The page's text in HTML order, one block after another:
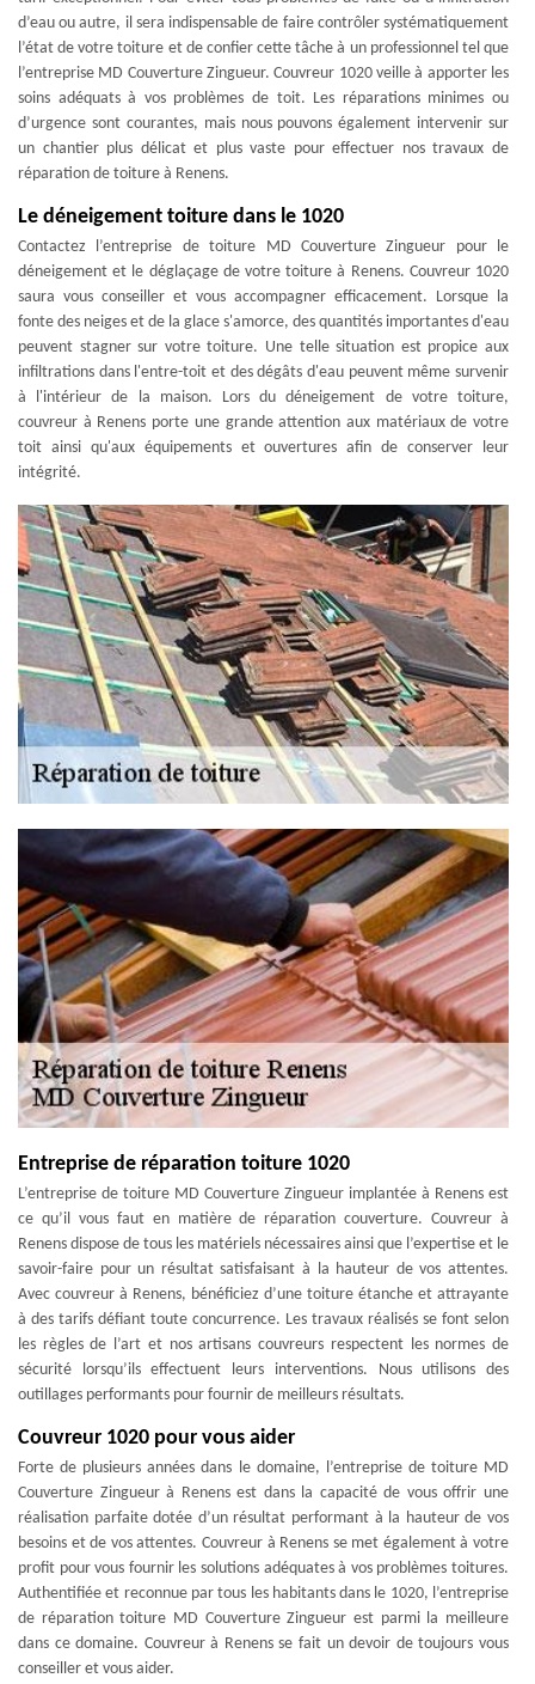
d’eau ou autre, il sera indispensable de faire contrôler systématiquement
l’état de votre toiture et de confier cette tâche à un professionnel tel que
l’entreprise MD Couverture Zingueur. Couvreur 1020 veille à apporter les
soins adéquats à vos problèmes de toit. Les réparations minimes ou
d’urgence sont courantes, mais nous pouvons également intervenir sur
un chantier plus délicat et plus vaste pour effectuer nos travaux de
réparation de toiture à Renens.
Le déneigement toiture dans le 1020
Contactez l’entreprise de toiture MD Couverture Zingueur pour le
déneigement et le déglaçage de votre toiture à Renens. Couvreur 1020
saura vous conseiller et vous accompagner efficacement. Lorsque la
fonte des neiges et de la glace s'amorce, des quantités importantes d'eau
peuvent stagner sur votre toiture. Une telle situation est propice aux
infiltrations dans l'entre-toit et des dégâts d'eau peuvent même survenir
à l'intérieur de la maison. Lors du déneigement de votre toiture,
couvreur à Renens porte une grande attention aux matériaux de votre
toit ainsi qu'aux équipements et ouvertures afin de conserver leur
intégrité.
Entreprise de réparation toiture 1020
L’entreprise de toiture MD Couverture Zingueur implantée à Renens est
ce qu’il vous faut en matière de réparation couverture. Couvreur à
Renens dispose de tous les matériels nécessaires ainsi que l’expertise et le
savoir-faire pour un résultat satisfaisant à la hauteur de vos attentes.
Avec couvreur à Renens, bénéficiez d’une toiture étanche et attrayante
à des tarifs défiant toute concurrence. Les travaux réalisés se font selon
les règles de l’art et nos artisans couvreurs respectent les normes de
sécurité lorsqu’ils effectuent leurs interventions. Nous utilisons des
outillages performants pour fournir de meilleurs résultats.
Couvreur 1020 pour vous aider
Forte de plusieurs années dans le domaine, l’entreprise de toiture MD
Couverture Zingueur à Renens est dans la capacité de vous offrir une
réalisation parfaite dotée d’un résultat performant à la hauteur de vos
besoins et de vos attentes. Couvreur à Renens se met également à votre
profit pour vous fournir les solutions adéquates à vos problèmes toitures.
Authentifiée et reconnue par tous les habitants dans le 1020, l’entreprise
de réparation toiture MD Couverture Zingueur est parmi la meilleure
dans ce domaine. Couvreur à Renens se fait un devoir de toujours vous
conseiller et vous aider.